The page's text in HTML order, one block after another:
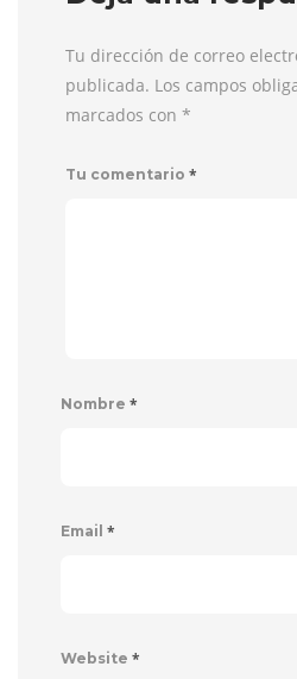
Tu dirección de correo
publicada. Los campos
marcados con *
Tu comentario *
Nombre *
Email *
Website *